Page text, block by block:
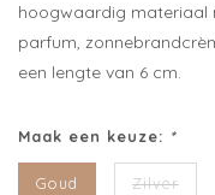
hoogwaardig materiaal
parfum,
een lengte van 6 cm.
Maak een keuze: *
Goud Zilver